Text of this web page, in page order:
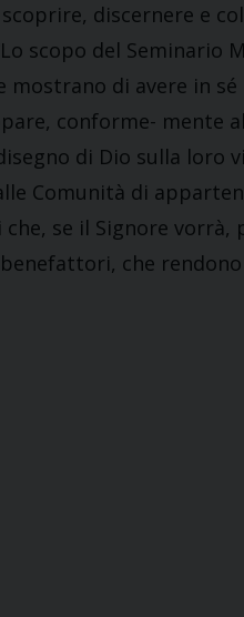
discernere e
scopo del Seminario
di avere in
conforme- mente
di Dio sulla loro
Comunità di
se il Signore
che